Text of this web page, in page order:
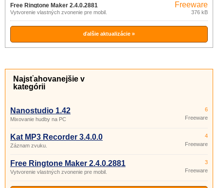
Free Ringtone Maker 2.4.0.2881
Vytvorenie vlastných zvonenie pre mobil.
Freeware
376 kB
ďalšie aktualizácie »
Najsťahovanejšie v
kategórii
Nanostudio 1.42
Mixovanie hudby na PC
6
Freeware
Kat MP3 Recorder 3.4.0.0
Záznam zvuku.
4
Freeware
Free Ringtone Maker 2.4.0.2881
Vytvorenie vlastných zvonenie pre mobil.
3
Freeware